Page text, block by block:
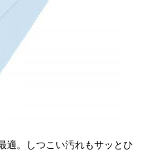
適。しつこい汚れもサッとひ